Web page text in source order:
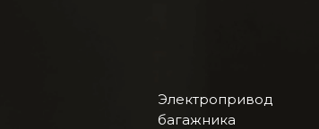
Электропривод
багажника